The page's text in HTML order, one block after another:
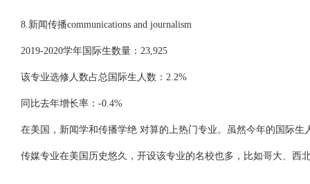
8.新闻传播communications and journalism
2019-2020学年国际生数量：23,925
该专业选修人数占总国际生人数：2.2%
同比去年增长率：-0.4%
在美国，新闻学和传播学绝 对算的上热门专业。虽然今年的国际
传媒专业在美国历史悠久，开设该专业的名校也多，比如哥大、西